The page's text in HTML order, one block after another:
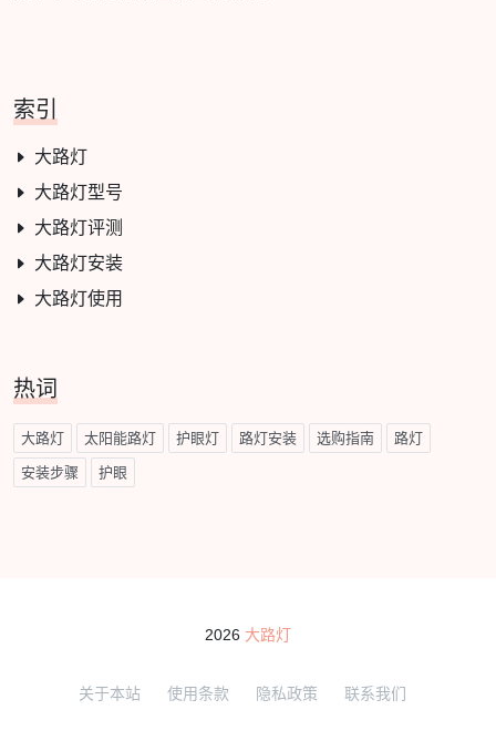
索引
大路灯
大路灯型号
大路灯评测
大路灯安装
大路灯使用
热词
大路灯 太阳能路灯 护眼灯 路灯安装 选购指南 路灯
安装步骤 护眼
2026 大路灯
关于本站 使用条款 隐私政策 联系我们